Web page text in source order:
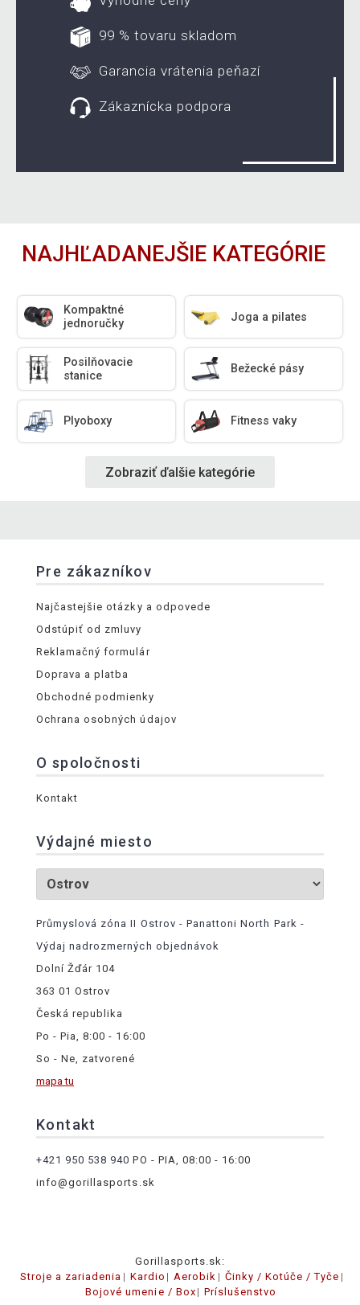
99 % tovaru skladom
Garancia vrátenia peňazí
Zákaznícka podpora
NAJHĽADANEJŠIE KATEGÓRIE
Kompaktné
jednoručky
Joga a pilates
Posilňovacie
stanice
Bežecké pásy
Plyoboxy Fitness vaky
Zobraziť ďalšie kategórie
Pre zákazníkov
Najčastejšie otázky a odpovede
Odstúpiť od zmluvy
Reklamačný formulár
Doprava a platba
Obchodné podmienky
Ochrana osobných údajov
O spoločnosti
Kontakt
Výdajné miesto
Průmyslová zóna II Ostrov - Panattoni North Park -
Výdaj nadrozmerných objednávok
Dolní Žďár 104
363 01 Ostrov
Česká republika
Po - Pia, 8:00 - 16:00
So - Ne, zatvorené
mapa tu
Kontakt
+421 950 538 940 PO - PIA, 08:00 - 16:00
info@gorillasports.sk
Gorillasports.sk:
Stroje a zariadenia
Kardio Aerobik
Činky / Kotúče / Tyče
Bojové umenie / Box
Príslušenstvo